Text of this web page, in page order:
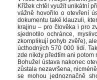
Křížek chtěl využít unikátní
vážně hovořilo o otevření
dokumentu také klauzuli,
krajinu – pro člověka i pro
jednotilo ochránce,
zkomplikují pohyb zvěře),
úcthodných 570 000 lidí.
zde nikdy předtím ani potom
Bohužel ústava nakonec
zůstala nezavršena,
e mohou jednoznačně